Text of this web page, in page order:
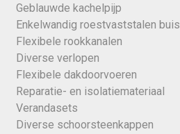
Geblauwde kachelpijp
Enkelwandig roestvaststalen buis
Flexibele rookkanalen
Diverse verlopen
Flexibele dakdoorvoeren
Reparatie- en isolatiemateriaal
Verandasets
Diverse schoorsteenkappen